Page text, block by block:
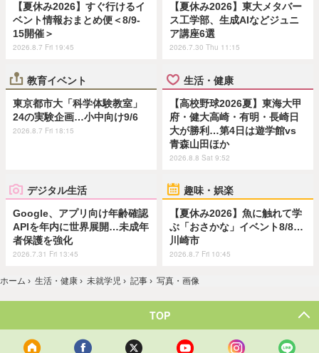
【夏休み2026】すぐ行けるイ
ベント情報おまとめ便＜8/9-
15開催＞
2026.8.7 Fri 19:45
【夏休み2026】東大メタバー
ス工学部、生成AIなどジュニ
ア講座6選
2026.7.30 Thu 11:15
教育イベント
東京都市大「科学体験教室」
24の実験企画…小中向け9/6
2026.8.7 Fri 18:15
生活・健康
【高校野球2026夏】東海大甲
府・健大高崎・有明・長崎日
大が勝利…第4日は遊学館vs
青森山田ほか
2026.8.8 Sat 9:52
デジタル生活
Google、アプリ向け年齢確認
APIを年内に世界展開…未成年
者保護を強化
2026.7.31 Fri 13:45
趣味・娯楽
【夏休み2026】魚に触れて学
ぶ「おさかな」イベント8/8…
川崎市
2026.8.7 Fri 10:45
ホーム › 生活・健康 › 未就学児 › 記事 › 写真・画像
TOP